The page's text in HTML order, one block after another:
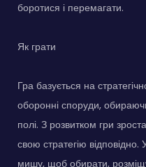
боротися і перемагати.
Як грати
Гра базується на
оборонні споруди,
полі. З розвитком гри
свою стратегію
мишу, щоб обирати,